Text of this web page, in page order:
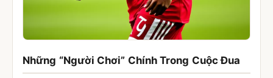
Những “Người Chơi” Chính Trong Cuộc Đua